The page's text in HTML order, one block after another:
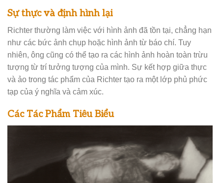
Sự thực và định hình lại
Richter thường làm việc với hình ảnh đã tồn tại, chẳng hạn
như các bức ảnh chụp hoặc hình ảnh từ báo chí. Tuy
nhiên, ông cũng có thể tạo ra các hình ảnh hoàn toàn trừu
tượng từ trí tưởng tượng của mình. Sự kết hợp giữa thực
và ảo trong tác phẩm của Richter tạo ra một lớp phủ phức
tạp của ý nghĩa và cảm xúc.
Các Tác Phẩm Tiêu Biểu